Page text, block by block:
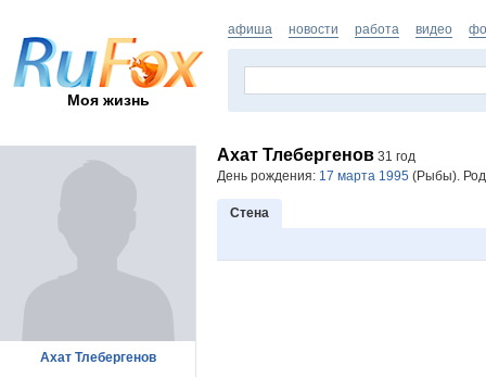
Моя жизнь
афиша новости работа видео
Ахат Тлебергенов 31 год
День рождения: 17 марта 1995 (Рыбы).
Стена
Ахат Тлебергенов